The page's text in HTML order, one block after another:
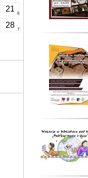
21
6
28
7